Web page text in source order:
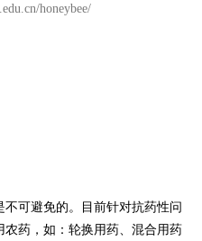
honeybee/
可避免的。目前针对抗药性问
药，如：轮换用药、混合用药